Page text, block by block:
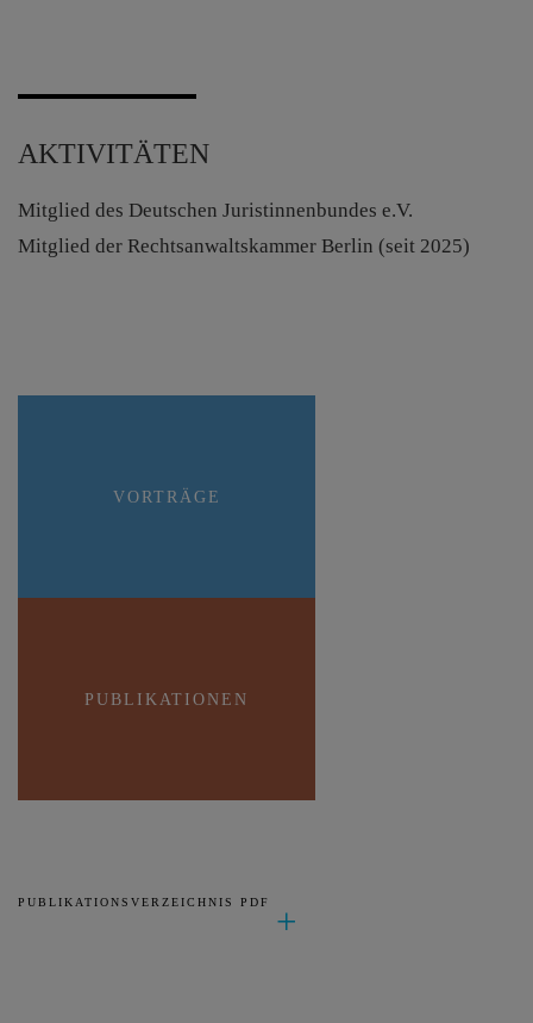
AKTIVITÄTEN
Mitglied des Deutschen Juristinnenbundes e.V.
Mitglied der Rechtsanwaltskammer Berlin (seit 2025)
VORTRÄGE
PUBLIKATIONEN
PUBLIKATIONSVERZEICHNIS PDF